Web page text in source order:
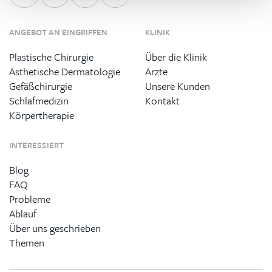
ANGEBOT AN EINGRIFFEN
Plastische Chirurgie
Ästhetische Dermatologie
Gefäßchirurgie
Schlafmedizin
Körpertherapie
KLINIK
Über die Klinik
Ärzte
Unsere Kunden
Kontakt
INTERESSIERT
Blog
FAQ
Probleme
Ablauf
Über uns geschrieben
Themen